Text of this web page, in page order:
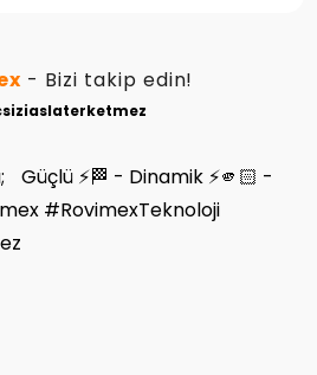
- Bizi takip edin!